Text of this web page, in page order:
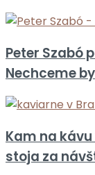
Peter Szabó
Nechceme
Kam na
stoja za